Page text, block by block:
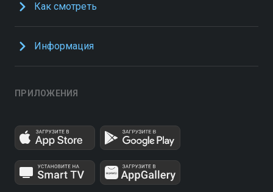
Как смотреть
Информация
ПРИЛОЖЕНИЯ